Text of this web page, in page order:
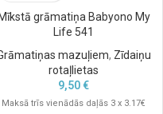
Mīkstā grāmatiņa Babyono My
Life 541
mazuļiem, Zīdaiņu
rotaļlietas
9,50€
Maksā trīs vienādās daļās 3 x 3.17€